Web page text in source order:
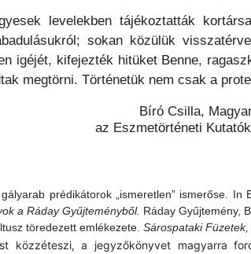
levelekben tájékoztatták
sokan közülük
igéjét, kifejezték hitüket Benne,
megtörni. Történetük nem csak a
Bíró Csilla,
az Eszmetörténeti
prédikátorok „ismeretlen” ismerőse. In
a Ráday Gyűjteményből. Ráday Gyűjtemény,
töredezett emlékezete. Sárospataki Füzetek,
közzéteszi, a jegyzőkönyvet magyarra